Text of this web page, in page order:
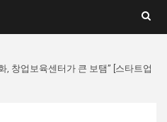
, 창업보육센터가 큰 보탬” [스타트업